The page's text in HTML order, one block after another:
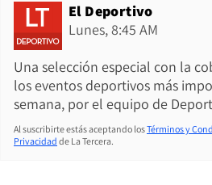
El Deportivo
Lunes, 8:45 AM
Una selección especial con la
los eventos deportivos más
semana, por el equipo de
Al suscribirte estás aceptando losTérminos y
Privacidad de La Tercera.